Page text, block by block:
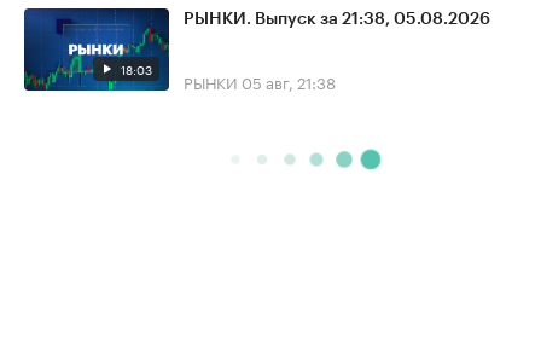
18:03
РЫНКИ. Выпуск за 21:38, 05.08.2026
РЫНКИ 05 авг, 21:38